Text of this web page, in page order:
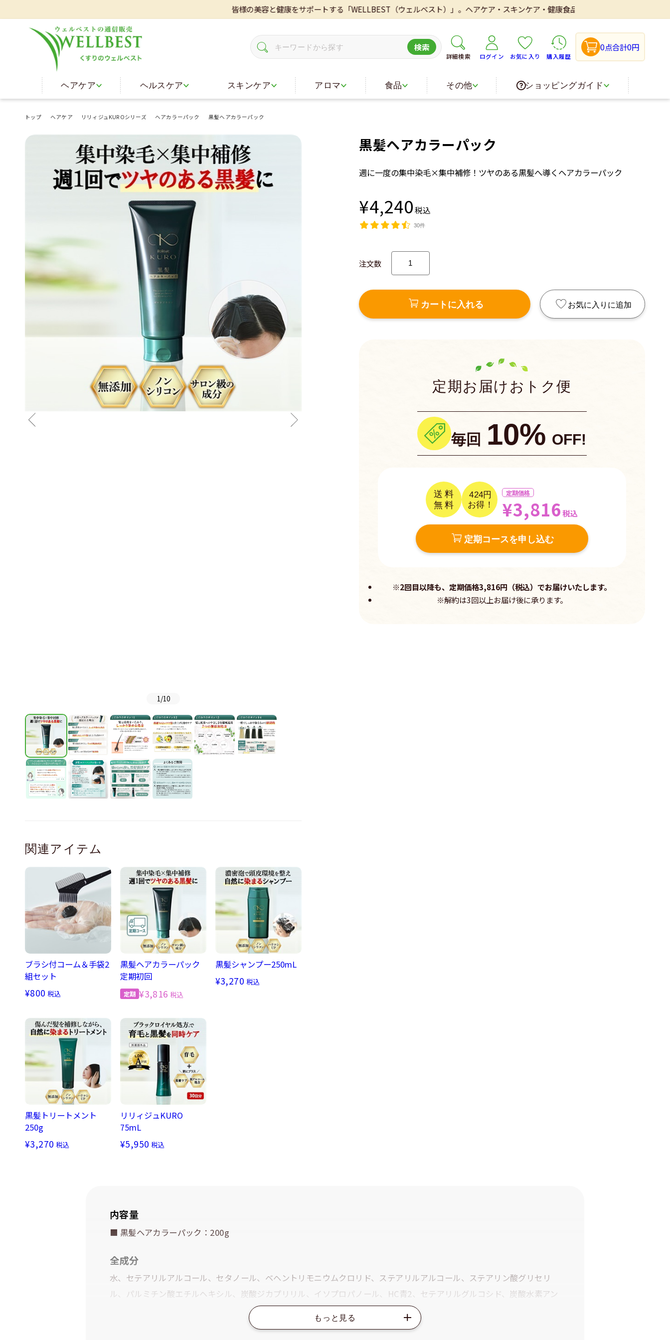
皆様の美容と健康をサポートする「WELLBEST（ウェルベスト）」。ヘアケア・スキンケア・健康食品・医薬品などを取り扱いしております。
詳細検索 ログイン お気に入り 購入履歴
0点合計0円
検索
ヘアケア ヘルスケア スキンケア アロマ 食品 その他 ショッピングガイド
トップ ヘアケア リリィジュKUROシリーズ ヘアカラーパック 黒髪ヘアカラーパック
1/10
関連アイテム
ブラシ付コーム＆手袋2
組セット
¥800 税込
黒髪ヘアカラーパック
定期初回
¥3,816 税込
黒髪シャンプー250mL
¥3,270 税込
黒髪トリートメント
250g
¥3,270 税込
リリィジュKURO
75mL
¥5,950 税込
黒髪ヘアカラーパック
週に一度の集中染毛×集中補修！ツヤのある黒髪へ導くヘアカラーパック
¥4,240 税込
30件
注文数
カートに入れる お気に入りに追加
定期お届けおトク便
毎回 10% OFF!
送料
無料
424円
お得！
定期価格
¥3,816 税込
定期コースを申し込む
※2回目以降も、定期価格3,816円（税込）でお届けいたします。
※解約は3回以上お届け後に承ります。
内容量
■ 黒髪ヘアカラーパック：200g
全成分
水、セテアリルアルコール、セタノール、ベヘントリモニウムクロリド、ステアリルアルコール、ステアリン酸グリセリ
ル、パルミチン酸エチルヘキシル、炭酸ジカプリリル、イソプロパノール、HC青2、セテアリルグルコシド、炭酸水素アン
モニウム、オレイルアルコール、トリ(カプリル酸／カプリン酸)グリセリル、セテス-30、マカデミア種子油、フェノキシ
エタノール、ステアルトリモニウムクロリド、ラノリン、塩基性青99、ジステアリルジモニウムクロリド、HC黄4、エチド